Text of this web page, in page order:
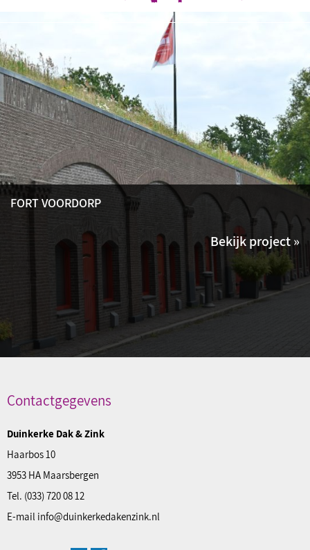
FORT VOORDORP
Bekijk project »
Contactgegevens
Duinkerke Dak & Zink
Haarbos 10
3953 HA Maarsbergen
Tel. (033) 720 08 12
E-mail info@duinkerkedakenzink.nl